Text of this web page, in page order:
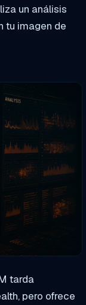
un análisis
tu imagen de
tarda
pero ofrece